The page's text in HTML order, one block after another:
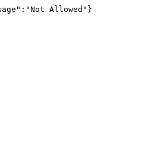
Allowed"}